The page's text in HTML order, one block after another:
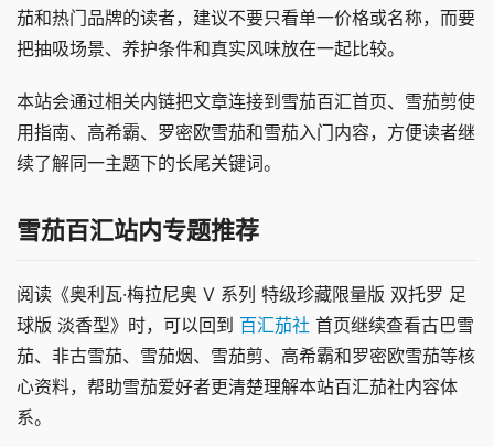
茄和热门品牌的读者，建议不要只看单一价格或名称，而要
把抽吸场景、养护条件和真实风味放在一起比较。
本站会通过相关内链把文章连接到雪茄百汇首页、雪茄剪使
用指南、高希霸、罗密欧雪茄和雪茄入门内容，方便读者继
续了解同一主题下的长尾关键词。
雪茄百汇站内专题推荐
阅读《奥利瓦·梅拉尼奥 V 系列 特级珍藏限量版 双托罗 足
球版 淡香型》时，可以回到 百汇茄社 首页继续查看古巴雪
茄、非古雪茄、雪茄烟、雪茄剪、高希霸和罗密欧雪茄等核
心资料，帮助雪茄爱好者更清楚理解本站百汇茄社内容体
系。